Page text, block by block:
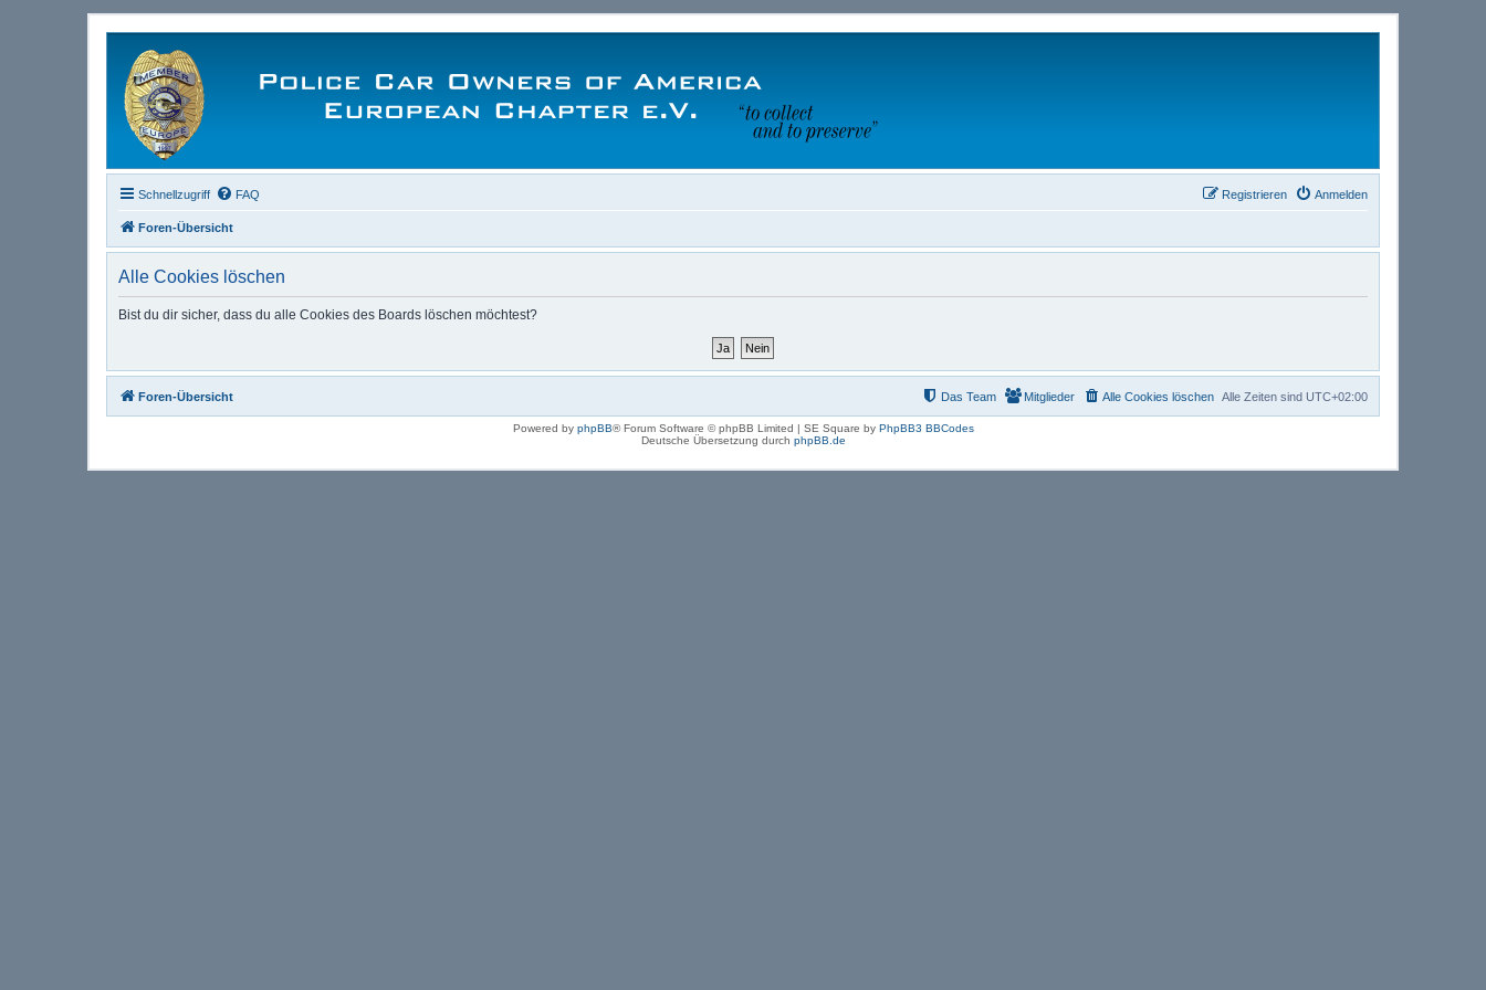
Schnellzugriff FAQ Anmelden
Registrieren
Foren-Übersicht
Alle Cookies löschen
Bist du dir sicher, dass du alle Cookies des Boards löschen möchtest?
Foren-Übersicht Alle Zeiten sind UTC+02:00
Alle Cookies löschen
Mitglieder
Das Team
Powered by phpBB® Forum Software © phpBB Limited | SE Square by PhpBB3 BBCodes
Deutsche Übersetzung durch phpBB.de